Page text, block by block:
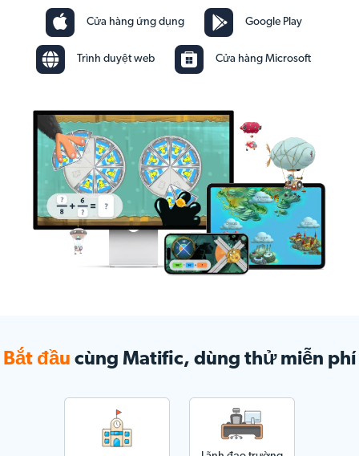
Cửa hàng ứng dụng Google Play
Trình duyệt web Cửa hàng Microsoft
Bắt đầu cùng Matific, dùng thử miễn phí